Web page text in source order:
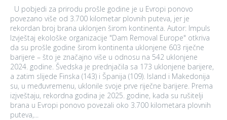
povezano više od 3.700 kilometar plovnih puteva, jer je
rekordan broj brana uklonjen širom kontinenta. Autor: Impuls
Izvještaj ekološke organizacije "Dam Removal Europe" otkriva
da su prošle godine širom kontinenta uklonjene 603 riječne
barijere – što je značajno više u odnosu na 542 uklonjene
2024. godine. Švedska je prednjačila sa 173 uklonjene barijere,
a zatim slijede Finska (143) i Španija (109). Island i Makedonija
su, u međuvremenu, uklonile svoje prve riječne barijere. Prema
izjveštaju, rekordna godina je 2025. godine, kada su rušitelji
brana u Evropi ponovo povezali oko 3.700 kilometara plovnih
puteva,...